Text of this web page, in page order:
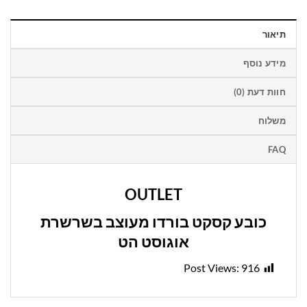
תיאור
מידע נוסף
חוות דעת (0)
משלוח
FAQ
OUTLET
כובע קסקט בורדו מעוצב בשרשרת
אוגוסט הט
Post Views: 916